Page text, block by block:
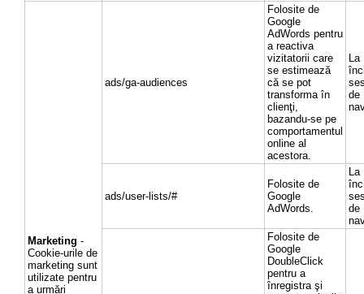
Marketing -
Cookie-urile de
marketing sunt
utilizate pentru
a urmări
ads/ga-audiences
Folosite de
Google
AdWords pentru
a reactiva
vizitatorii care
se estimează
că se pot
transforma în
clienţi,
bazandu-se pe
comportamentul
online al
acestora.
La
de
ads/user-lists/#
Folosite de
Google
AdWords.
La
de
Folosite de
Google
DoubleClick
pentru a
înregistra şi